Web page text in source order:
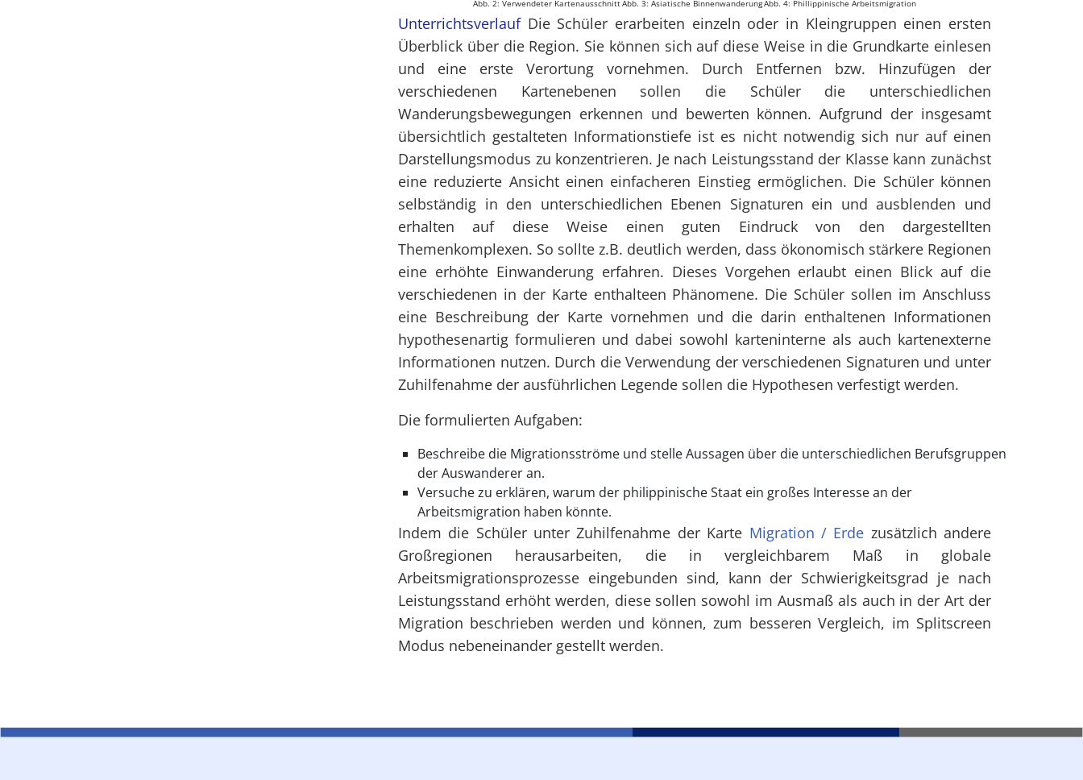
Abb. 2: Verwendeter KartenausschnittAbb. 3: Asiatische BinnenwanderungAbb. 4: Phillippinische Arbeitsmigration
Unterrichtsverlauf Die Schüler erarbeiten einzeln oder in Kleingruppen einen ersten
Überblick über die Region. Sie können sich auf diese Weise in die Grundkarte einlesen
und eine erste Verortung vornehmen. Durch Entfernen bzw. Hinzufügen der
verschiedenen Kartenebenen sollen die Schüler die unterschiedlichen
Wanderungsbewegungen erkennen und bewerten können. Aufgrund der insgesamt
übersichtlich gestalteten Informationstiefe ist es nicht notwendig sich nur auf einen
Darstellungsmodus zu konzentrieren. Je nach Leistungsstand der Klasse kann zunächst
eine reduzierte Ansicht einen einfacheren Einstieg ermöglichen. Die Schüler können
selbständig in den unterschiedlichen Ebenen Signaturen ein und ausblenden und
erhalten auf diese Weise einen guten Eindruck von den dargestellten
Themenkomplexen. So sollte z.B. deutlich werden, dass ökonomisch stärkere Regionen
eine erhöhte Einwanderung erfahren. Dieses Vorgehen erlaubt einen Blick auf die
verschiedenen in der Karte enthalteen Phänomene. Die Schüler sollen im Anschluss
eine Beschreibung der Karte vornehmen und die darin enthaltenen Informationen
hypothesenartig formulieren und dabei sowohl karteninterne als auch kartenexterne
Informationen nutzen. Durch die Verwendung der verschiedenen Signaturen und unter
Zuhilfenahme der ausführlichen Legende sollen die Hypothesen verfestigt werden.
Die formulierten Aufgaben:
Beschreibe die Migrationsströme und stelle Aussagen über die unterschiedlichen Berufsgruppen
der Auswanderer an.
Versuche zu erklären, warum der philippinische Staat ein großes Interesse an der
Arbeitsmigration haben könnte.
Indem die Schüler unter Zuhilfenahme der Karte Migration / Erde zusätzlich andere
Großregionen herausarbeiten, die in vergleichbarem Maß in globale
Arbeitsmigrationsprozesse eingebunden sind, kann der Schwierigkeitsgrad je nach
Leistungsstand erhöht werden, diese sollen sowohl im Ausmaß als auch in der Art der
Migration beschrieben werden und können, zum besseren Vergleich, im Splitscreen
Modus nebeneinander gestellt werden.